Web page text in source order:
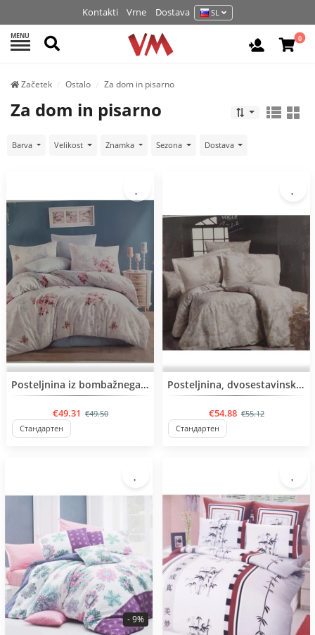
Kontakti Vrne Dostava SL
MENU Išči Prijava /
0
Začetek Ostalo Za dom in pisarno
Za dom in pisarno
Barva Velikost Znamka Sezona Dostava
BESTSELLERPosteljnina iz bombažnega satena
€49.31 €49.50
Стандартен
BESTSELLERPosteljnina, dvosestavinski komplet
€54.88 €55.12
Стандартен
- 9%